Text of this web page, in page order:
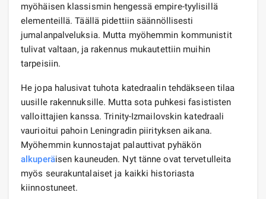
myöhäisen klassismin hengessä empire-tyylisillä
elementeillä. Täällä pidettiin säännöllisesti
jumalanpalveluksia. Mutta myöhemmin kommunistit
tulivat valtaan, ja rakennus mukautettiin muihin
tarpeisiin.
He jopa halusivat tuhota katedraalin tehdäkseen tilaa
uusille rakennuksille. Mutta sota puhkesi fasististen
valloittajien kanssa. Trinity-Izmailovskin katedraali
vaurioitui pahoin Leningradin piirityksen aikana.
Myöhemmin kunnostajat palauttivat pyhäkön
alkuperäisen kauneuden. Nyt tänne ovat tervetulleita
myös seurakuntalaiset ja kaikki historiasta
kiinnostuneet.